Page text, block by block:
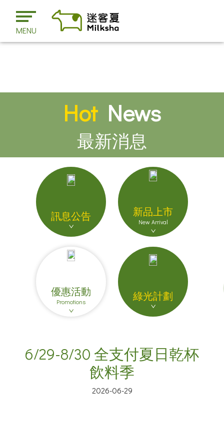
MENU
HotNews
最新消息
訊息公告 新品上市
New Arrival
優惠活動
Promotions 綠光計劃
6/29-8/30 全支付夏日乾杯
飲料季
2026-06-29